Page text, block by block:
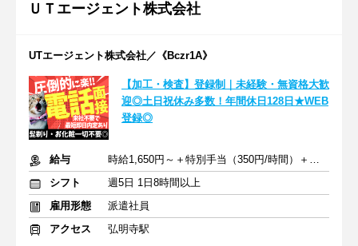
ＵＴエージェント株式会社
UTエージェント株式会社／《Bczr1A》
【加工・検査】登録制｜未経験・無資格大歓
迎◎土日祝休み多数！年間休日128日★WEB
登録◎
給与
時給1,650円～＋特別手当（350円/時間）＋交通費
シフト
週5日 1日8時間以上
雇用形態
派遣社員
アクセス
弘明寺駅